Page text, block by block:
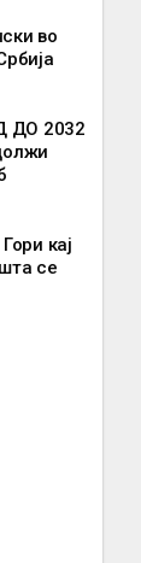
во
ДО 2032
кај
се